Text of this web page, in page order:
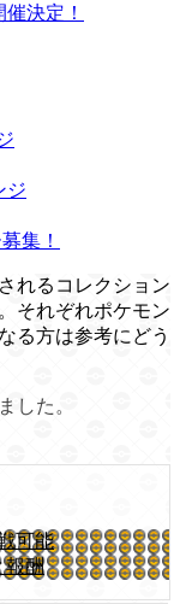
決定！
ジ
集！
れるコレクション
それぞれポケモン
る方は参考にどう
した。
可能
報酬